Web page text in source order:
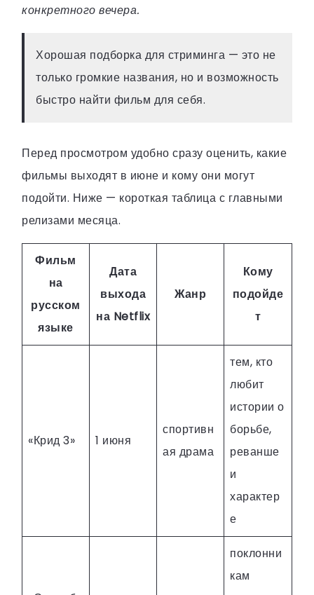
конкретного вечера.
Хорошая подборка для стриминга — это не
только громкие названия, но и возможность
быстро найти фильм для себя.
Перед просмотром удобно сразу оценить, какие
фильмы выходят в июне и кому они могут
подойти. Ниже — короткая таблица с главными
релизами месяца.
Фильм
на
русском
языке
Дата
выхода
на Netflix
Жанр
Кому
подойде
т
«Крид 3» 1 июня
спортивн
ая драма
тем, кто
любит
истории о
борьбе,
реванше
и
характер
е
поклонни
кам